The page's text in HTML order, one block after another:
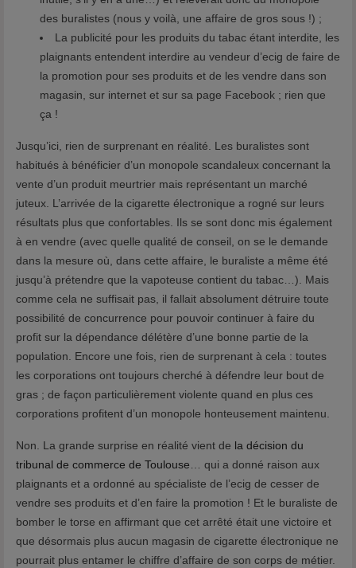
des buralistes (nous y voilà, une affaire de gros sous !) ;
La publicité pour les produits du tabac étant interdite, les
plaignants entendent interdire au vendeur d’ecig de faire de
la promotion pour ses produits et de les vendre dans son
magasin, sur internet et sur sa page Facebook ; rien que
ça !
Jusqu’ici, rien de surprenant en réalité. Les buralistes sont
habitués à bénéficier d’un monopole scandaleux concernant la
vente d’un produit meurtrier mais représentant un marché
juteux. L’arrivée de la cigarette électronique a rogné sur leurs
résultats plus que confortables. Ils se sont donc mis également
à en vendre (avec quelle qualité de conseil, on se le demande
dans la mesure où, dans cette affaire, le buraliste a même été
jusqu’à prétendre que la vapoteuse contient du tabac…). Mais
comme cela ne suffisait pas, il fallait absolument détruire toute
possibilité de concurrence pour pouvoir continuer à faire du
profit sur la dépendance délétère d’une bonne partie de la
population. Encore une fois, rien de surprenant à cela : toutes
les corporations ont toujours cherché à défendre leur bout de
gras ; de façon particulièrement violente quand en plus ces
corporations profitent d’un monopole honteusement maintenu.
Non. La grande surprise en réalité vient de la décision du
tribunal de commerce de Toulouse … qui a donné raison aux
plaignants et a ordonné au spécialiste de l’ecig de cesser de
vendre ses produits et d’en faire la promotion ! Et le buraliste de
bomber le torse en affirmant que cet arrêté était une victoire et
que désormais plus aucun magasin de cigarette électronique ne
pourrait plus entamer le chiffre d’affaire de son corps de métier.